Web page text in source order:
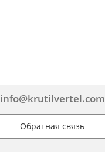
info@krutilvertel.com
Обратная связь